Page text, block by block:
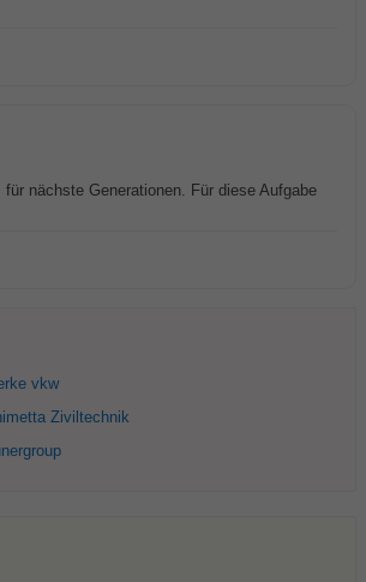
nächste Generationen. Für diese Aufgabe
vkw
Ziviltechnik